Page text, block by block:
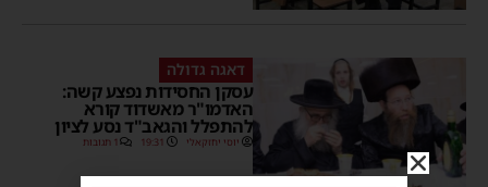
דאגה גדולה
עסקן החסידות נפצע קשה:
האדמו"ר מאשדוד קורא
להתפלל והגאב"ד נסע לציון
יוסי יחזקאלי 19:31 1 תגובות